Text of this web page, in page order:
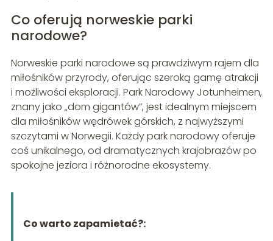
Co oferują norweskie parki
narodowe?
Norweskie parki narodowe są prawdziwym rajem dla
miłośników przyrody, oferując szeroką gamę atrakcji
i możliwości eksploracji. Park Narodowy Jotunheimen,
znany jako „dom gigantów”, jest idealnym miejscem
dla miłośników wędrówek górskich, z najwyższymi
szczytami w Norwegii. Każdy park narodowy oferuje
coś unikalnego, od dramatycznych krajobrazów po
spokojne jeziora i różnorodne ekosystemy.
Co warto zapamietać?: